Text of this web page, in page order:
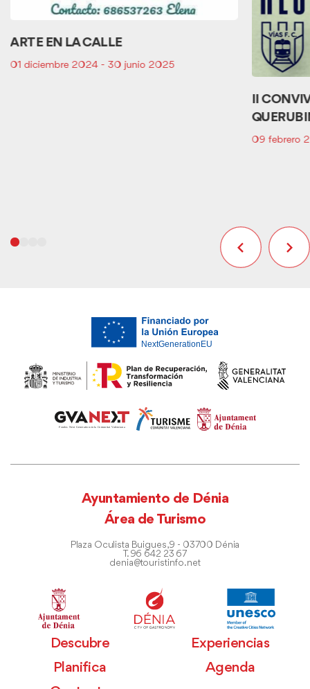
ARTE EN LA CALLE
01 diciembre 2024 - 30 junio 2025
II
09 febrero
Ayuntamiento de Dénia
Área de Turismo
Plaza Oculista Buigues, 9 - 03700 Dénia
T. 96 642 23 67
denia@touristinfo.net
Descubre
Experiencias
Planifica
Agenda